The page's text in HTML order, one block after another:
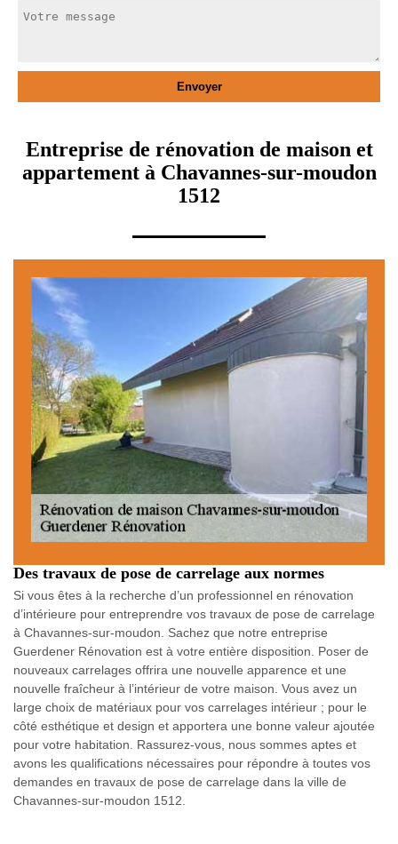
Entreprise de rénovation de maison et
appartement à Chavannes-sur-moudon
1512
Des travaux de pose de carrelage aux normes
Si vous êtes à la recherche d’un professionnel en rénovation
d’intérieure pour entreprendre vos travaux de pose de carrelage
à Chavannes-sur-moudon. Sachez que notre entreprise
Guerdener Rénovation est à votre entière disposition. Poser de
nouveaux carrelages offrira une nouvelle apparence et une
nouvelle fraîcheur à l’intérieur de votre maison. Vous avez un
large choix de matériaux pour vos carrelages intérieur ; pour le
côté esthétique et design et apportera une bonne valeur ajoutée
pour votre habitation. Rassurez-vous, nous sommes aptes et
avons les qualifications nécessaires pour répondre à toutes vos
demandes en travaux de pose de carrelage dans la ville de
Chavannes-sur-moudon 1512.